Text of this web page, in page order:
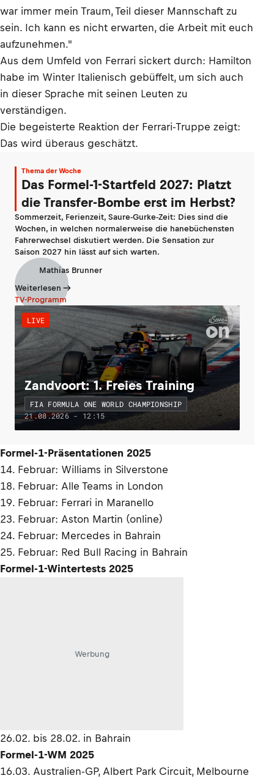
war immer mein Traum, Teil dieser Mannschaft zu
sein. Ich kann es nicht erwarten, die Arbeit mit euch
aufzunehmen."
Aus dem Umfeld von Ferrari sickert durch: Hamilton
habe im Winter Italienisch gebüffelt, um sich auch
in dieser Sprache mit seinen Leuten zu
verständigen.
Die begeisterte Reaktion der Ferrari-Truppe zeigt:
Das wird überaus geschätzt.
Thema der Woche
Das Formel-1-Startfeld 2027: Platzt
die Transfer-Bombe erst im Herbst?
Sommerzeit, Ferienzeit, Saure-Gurke-Zeit: Dies sind die
Wochen, in welchen normalerweise die hanebüchensten
Fahrerwechsel diskutiert werden. Die Sensation zur
Saison 2027 hin lässt auf sich warten.
Mathias Brunner
Weiterlesen
TV-Programm
LIVE
Zandvoort: 1. Freies Training
FIA FORMULA ONE WORLD CHAMPIONSHIP
21.08.2026 - 12:15
Formel-1-Präsentationen 2025
14. Februar: Williams in Silverstone
18. Februar: Alle Teams in London
19. Februar: Ferrari in Maranello
23. Februar: Aston Martin (online)
24. Februar: Mercedes in Bahrain
25. Februar: Red Bull Racing in Bahrain
Formel-1-Wintertests 2025
Werbung
26.02. bis 28.02. in Bahrain
Formel-1-WM 2025
16.03. Australien-GP, Albert Park Circuit, Melbourne